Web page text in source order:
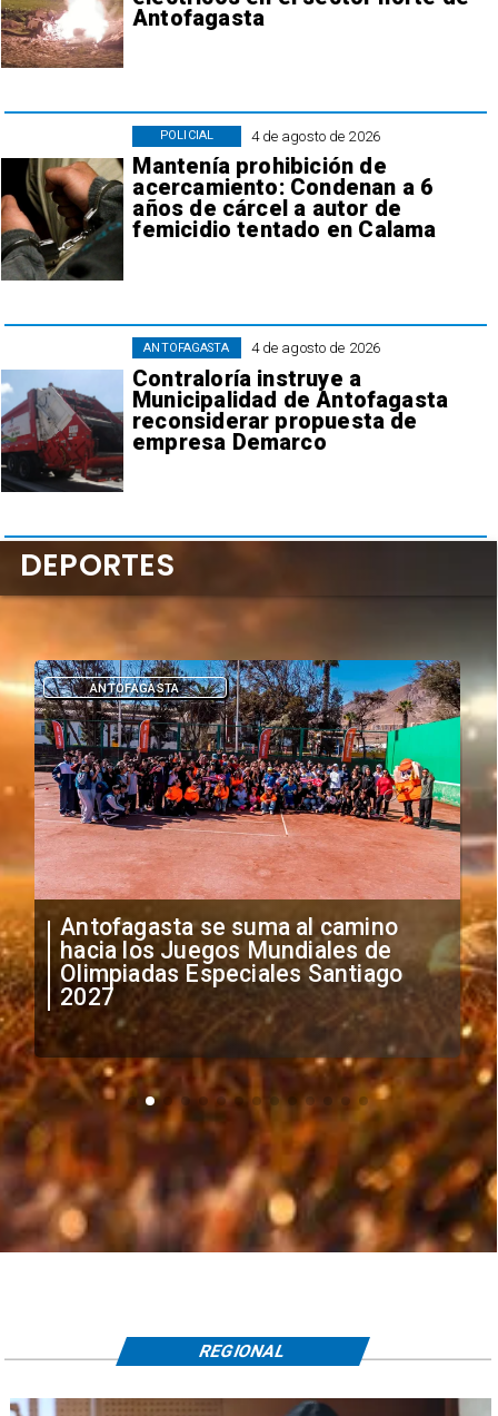
Antofagasta
4 de agosto de 2026
Mantenía prohibición de
acercamiento: Condenan a 6
años de cárcel a autor de
femicidio tentado en Calama
POLICIAL
4 de agosto de 2026
Contraloría instruye a
Municipalidad de Antofagasta
reconsiderar propuesta de
empresa Demarco
ANTOFAGASTA
"Falta de profesionalismo": Sifup
anuncia medidas por situación
irregular de futbolistas
extranjeros
DEPORTES
DEPORTES
REGIONAL